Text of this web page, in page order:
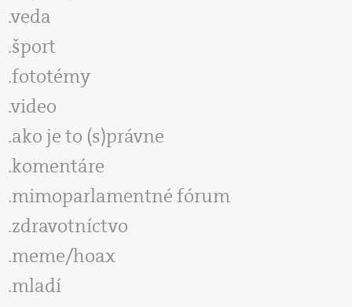
veda
šport
fototémy
video
ako je to (s)právne
komentáre
mimoparlamentné fórum
zdravotníctvo
meme/hoax
mladí